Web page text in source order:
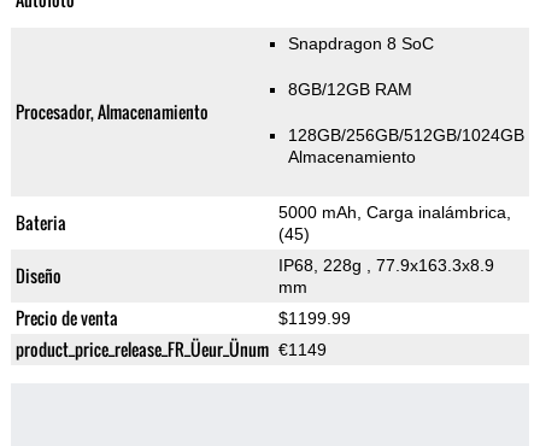
Procesador, Almacenamiento
Snapdragon 8 SoC
8GB/12GB RAM
128GB/256GB/512GB/1024GB
Almacenamiento
Bateria
5000 mAh, Carga inalámbrica,
(45)
Diseño IP68, 228g
, 77.9x163.3x8.9
mm
Precio de venta $1199.99
product_price_release_FR_Üeur_Ünum €1149